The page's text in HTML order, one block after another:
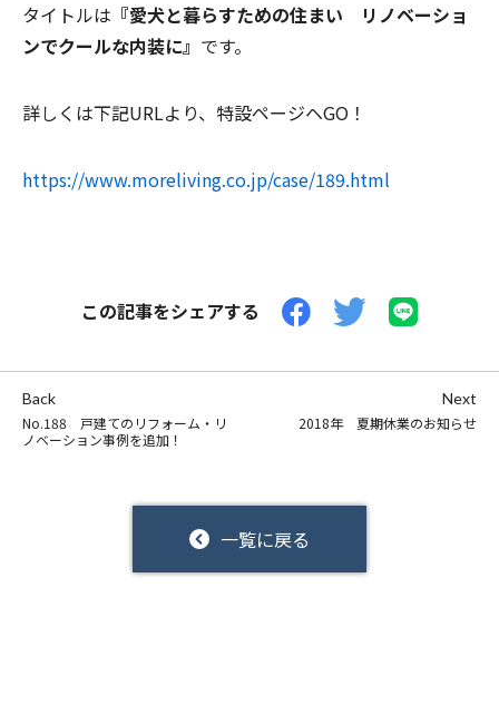
タイトルは 『愛犬と暮らすための住まい リノベーショ
ンでクールな内装に』 です。
詳しくは下記URLより、特設ページヘGO！
https://www.moreliving.co.jp/case/189.html
この記事をシェアする
Back
No.188 戸建てのリフォーム・リ
ノベーション事例を追加！
一覧に戻る
Next
2018年 夏期休業のお知らせ